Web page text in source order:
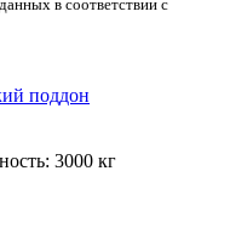
в соответствии с
3000 кг